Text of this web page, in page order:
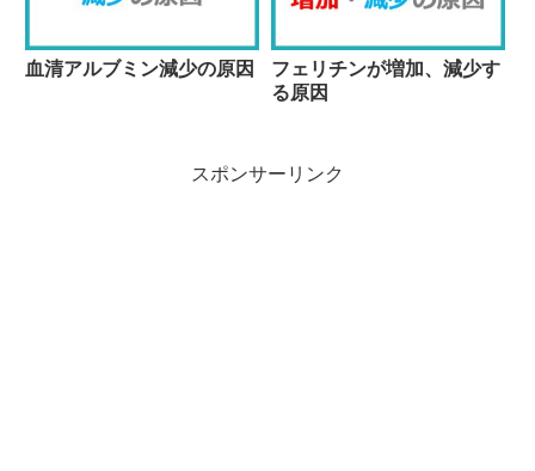
血清アルブミン減少の原因
フェリチンが増加、減少す
る原因
スポンサーリンク